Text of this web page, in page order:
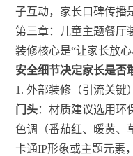
子互动，家长口碑传播
第三章：儿童主题餐厅
装修核心是“让家长放
安全细节决定家长是否
1. 外部装修（引流关键）
门头：材质建议选用环
色调（番茄红、暖黄、
卡通IP形象或主题元素